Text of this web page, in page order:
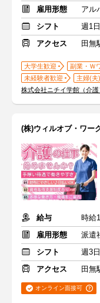
雇用形態
アル
シフト
週1
アクセス
田無
大学生歓迎 副業・Ｗ
未経験者歓迎
主婦(夫
株式会社ニチイ学館（介
(株)ウィルオブ・ワー
給与
時給
雇用形態
派遣
シフト
週3
アクセス
田無
オンライン面接可